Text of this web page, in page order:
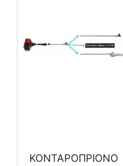
ΚΟΝΤΑΡΟΠΡΙΟΝΟ